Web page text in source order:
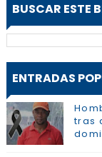
BUSCAR ESTE
ENTRADAS
tras